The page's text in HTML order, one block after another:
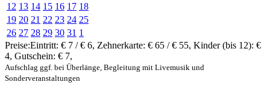
12 13 14 15 16 17 18
19 20 21 22 23 24 25
26 27 28 29 30 31 1
Preise:Eintritt: € 7 / € 6, Zehnerkarte: € 65 / € 55, Kinder (bis 12): €
4, Gutschein: € 7,
Aufschlag ggf. bei Überlänge, Begleitung mit Livemusik und
Sonderveranstaltungen